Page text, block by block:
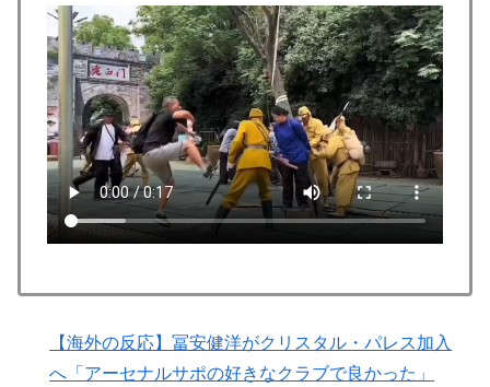
▶
【海外の反応】ネット上での中国のプロパガンダ工作っ
てどれくらいあるんだろうな → 「どこの国も同じよう
なことをやってるよな」「中国に関する情報はマジで両
極端なものしかない」
▶ 韓国、日本で韓国籍のインフルエンサーが7台の車に当
て逃げして逮捕されたのに「また日本は嫌韓しようとし
ている」と決めつけて責任転嫁
▶ 韓国内で続く反日的雰囲気…日本不買運動の広報チラシ
回の性接待を行い審判を買収していたことが発覚…（ﾌﾞ
ﾙﾌﾞﾙ」＝韓国の反応
【海外の反応】冨安健洋がクリスタル・パレス加入
へ「アーセナルサポの好きなクラブで良かった」